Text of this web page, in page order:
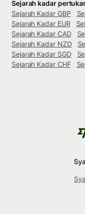
Sejarah kadar
Sejarah Kadar GBP
Sejarah Kadar EUR
Sejarah Kadar CAD
Sejarah Kadar NZD
Sejarah Kadar SGD
Sejarah Kadar CHF